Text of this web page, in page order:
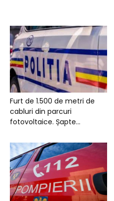
Furt de 1.500 de metri de
cabluri din parcuri
fotovoltaice. Șapte...